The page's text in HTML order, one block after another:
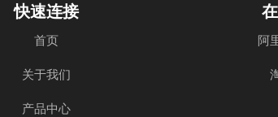
快速连接
首页
关于我们
产品中心
阿